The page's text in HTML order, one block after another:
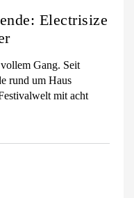
Electrisize
Gang. Seit
rund um Haus
mit acht